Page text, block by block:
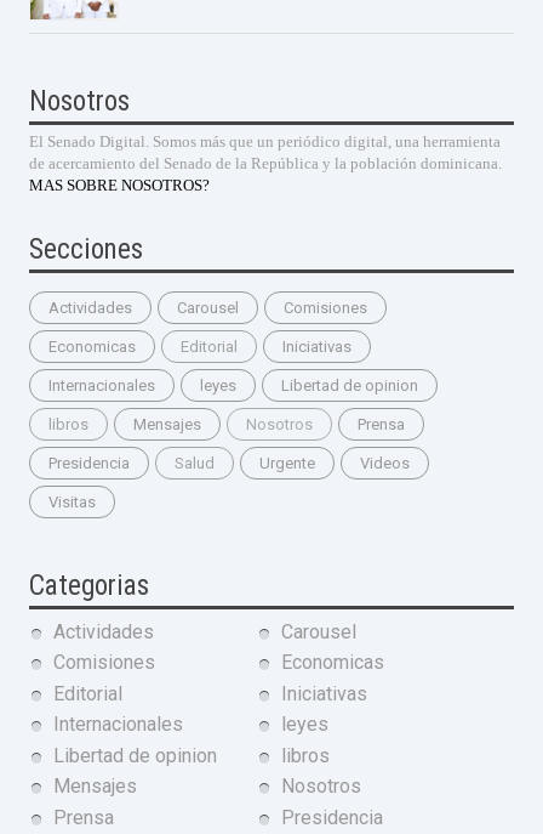
Nosotros
El Senado Digital. Somos más que un periódico digital, una herramienta
de acercamiento del Senado de la República y la población dominicana.
MAS SOBRE NOSOTROS?
Secciones
Actividades Carousel Comisiones
Economicas Editorial Iniciativas
Internacionales leyes Libertad de opinion
libros Mensajes Nosotros Prensa
Presidencia Salud Urgente Videos
Visitas
Categorias
Actividades
Carousel
Comisiones
Economicas
Editorial
Iniciativas
Internacionales
leyes
Libertad de opinion
libros
Mensajes
Nosotros
Prensa
Presidencia